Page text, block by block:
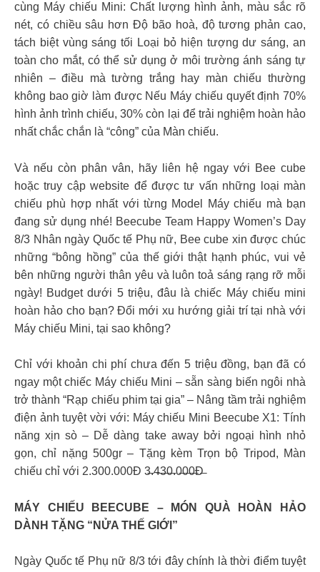
cùng Máy chiếu Mini: Chất lượng hình ảnh, màu sắc rõ
nét, có chiều sâu hơn Độ bão hoà, độ tương phản cao,
tách biệt vùng sáng tối Loại bỏ hiện tượng dư sáng, an
toàn cho mắt, có thể sử dụng ở môi trường ánh sáng tự
nhiên – điều mà tường trắng hay màn chiếu thường
không bao giờ làm được Nếu Máy chiếu quyết định 70%
hình ảnh trình chiếu, 30% còn lại để trải nghiệm hoàn hảo
nhất chắc chắn là “công” của Màn chiếu.
Và nếu còn phân vân, hãy liên hệ ngay với Bee cube
hoặc truy cập website để được tư vấn những loại màn
chiếu phù hợp nhất với từng Model Máy chiếu mà bạn
đang sử dụng nhé! Beecube Team Happy Women’s Day
8/3 Nhân ngày Quốc tế Phụ nữ, Bee cube xin được chúc
những “bông hồng” của thế giới thật hạnh phúc, vui vẻ
bên những người thân yêu và luôn toả sáng rạng rỡ mỗi
ngày! Budget dưới 5 triệu, đâu là chiếc Máy chiếu mini
hoàn hảo cho bạn? Đổi mới xu hướng giải trí tại nhà với
Máy chiếu Mini, tại sao không?
Chỉ với khoản chi phí chưa đến 5 triệu đồng, bạn đã có
ngay một chiếc Máy chiếu Mini – sẵn sàng biến ngôi nhà
trở thành “Rạp chiếu phim tại gia” – Nâng tầm trải nghiệm
điện ảnh tuyệt vời với: Máy chiếu Mini Beecube X1: Tính
năng xịn sò – Dễ dàng take away bởi ngoại hình nhỏ
gọn, chỉ nặng 500gr – Tặng kèm Trọn bộ Tripod, Màn
chiếu chỉ với 2.300.000Đ 3̶.4̶3̶0̶.0̶0̶0̶Đ̶
MÁY CHIẾU BEECUBE – MÓN QUÀ HOÀN HẢO
DÀNH TẶNG “NỬA THẾ GIỚI”
Ngày Quốc tế Phụ nữ 8/3 tới đây chính là thời điểm tuyệt